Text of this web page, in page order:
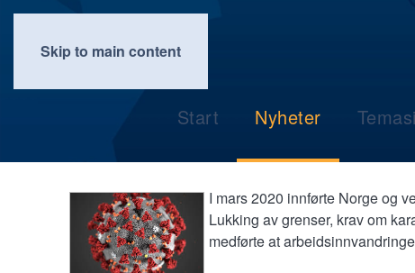
Skip to main content
Start Nyheter
I mars 2020 innførte Norge og
Lukking av grenser, krav om
medførte at